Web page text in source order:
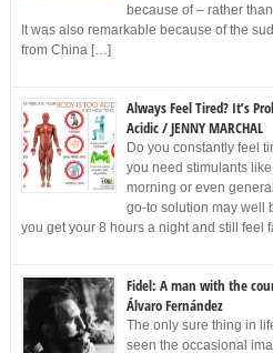
because of – rather
It was also remarkable because of the
from China […]
Always Feel Tired? It’s
Acidic / JENNY MARCHAL
Do you constantly feel
you need stimulants
morning or even
go-to solution may well
you get your 8 hours a night and still feel
Fidel: A man with the
Álvaro Fernández
The only sure thing in
seen the occasional